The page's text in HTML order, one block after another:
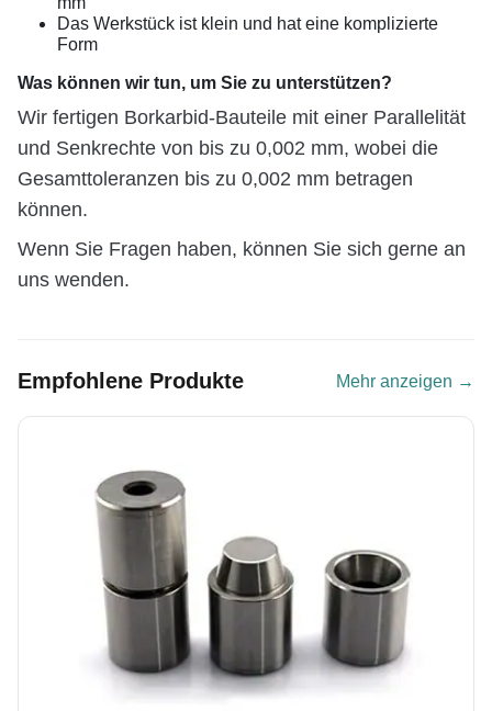
Das Werkstück ist klein und hat eine komplizierte
Form
Was können wir tun, um Sie zu unterstützen?
Wir fertigen Borkarbid-Bauteile mit einer Parallelität
und Senkrechte von bis zu 0,002 mm, wobei die
Gesamttoleranzen bis zu 0,002 mm betragen
können.
Wenn Sie Fragen haben, können Sie sich gerne an
uns wenden.
Empfohlene Produkte Mehr anzeigen →